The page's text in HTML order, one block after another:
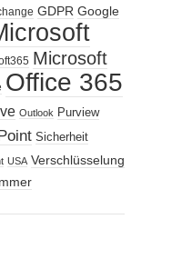
GDPR Google
Microsoft
Office 365
Outlook Purview
Sicherheit
USA Verschlüsselung